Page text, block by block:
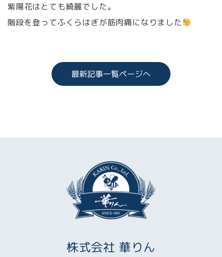
紫陽花はとても綺麗でした。
階段を登ってふくらはぎが筋肉痛になりました
最新記事一覧ページへ
株式会社 華りん